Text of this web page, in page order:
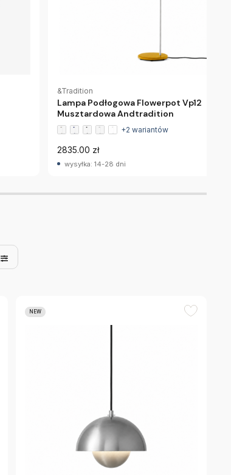
&Tradition
Lampa Podłogowa Flowerpot Vp12
Musztardowa Andtradition
+2 wariantów
2835.00 zł
wysyłka: 14-28 dni
NEW